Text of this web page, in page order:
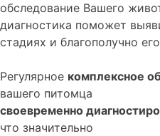
обследование Вашего
диагностика поможет
стадиях и благополучно
Регулярное комплексное
вашего питомца
своевременно
что значительно